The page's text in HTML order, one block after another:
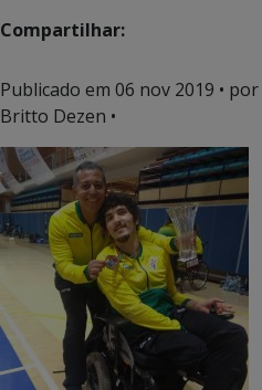
Compartilhar:
Publicado em 06 nov 2019 •
Britto Dezen •